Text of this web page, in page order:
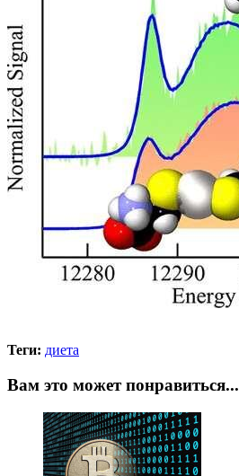
Теги: диета
Вам это может понравиться...